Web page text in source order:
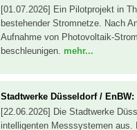
[01.07.2026] Ein Pilotprojekt in
bestehender Stromnetze. Nach
Aufnahme von Photovoltaik-
beschleunigen. mehr...
Stadtwerke Düsseldorf /
[22.06.2026] Die Stadtwerke
intelligenten Messsystemen